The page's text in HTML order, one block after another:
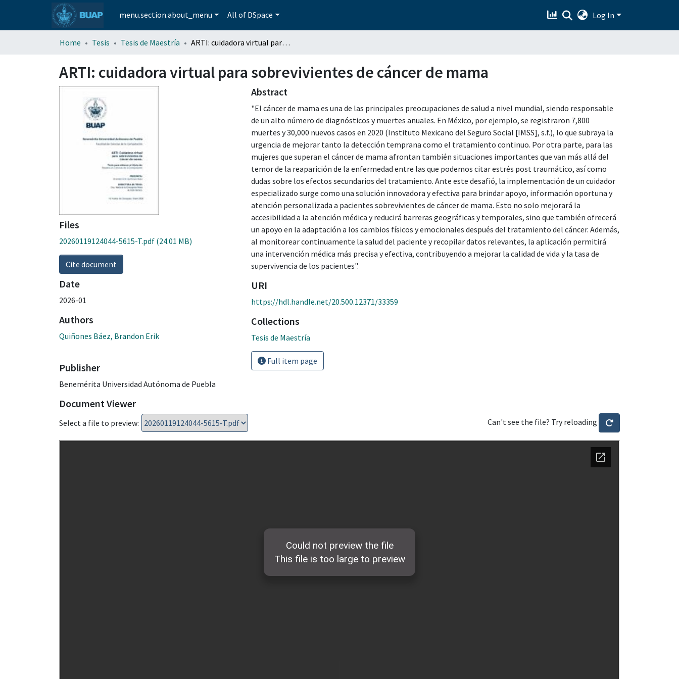
menu.section.about_menu All of DSpace Log In
Home Tesis Tesis de Maestría ARTI: cuidadora virtual para sobrevivientes de cáncer de mama
ARTI: cuidadora virtual para sobrevivientes de cáncer de mama
Files
20260119124044-5615-T.pdf (24.01 MB)
Cite document
Date
2026-01
Authors
Quiñones Báez, Brandon Erik
Publisher
Benemérita Universidad Autónoma de Puebla
Abstract
"El cáncer de mama es una de las principales preocupaciones de salud a nivel mundial, siendo responsable
de un alto número de diagnósticos y muertes anuales. En México, por ejemplo, se registraron 7,800
muertes y 30,000 nuevos casos en 2020 (Instituto Mexicano del Seguro Social [IMSS], s.f.), lo que subraya la
urgencia de mejorar tanto la detección temprana como el tratamiento continuo. Por otra parte, para las
mujeres que superan el cáncer de mama afrontan también situaciones importantes que van más allá del
temor de la reaparición de la enfermedad entre las que podemos citar estrés post traumático, así como
dudas sobre los efectos secundarios del tratamiento. Ante este desafió, la implementación de un cuidador
especializado surge como una solución innovadora y efectiva para brindar apoyo, información oportuna y
atención personalizada a pacientes sobrevivientes de cáncer de mama. Esto no solo mejorará la
accesibilidad a la atención médica y reducirá barreras geográficas y temporales, sino que también ofrecerá
un apoyo en la adaptación a los cambios físicos y emocionales después del tratamiento del cáncer. Además,
al monitorear continuamente la salud del paciente y recopilar datos relevantes, la aplicación permitirá
una intervención médica más precisa y efectiva, contribuyendo a mejorar la calidad de vida y la tasa de
supervivencia de los pacientes".
URI
https://hdl.handle.net/20.500.12371/33359
Collections
Tesis de Maestría
Full item page
Document Viewer
Select a file to preview: Can't see the file? Try reloading